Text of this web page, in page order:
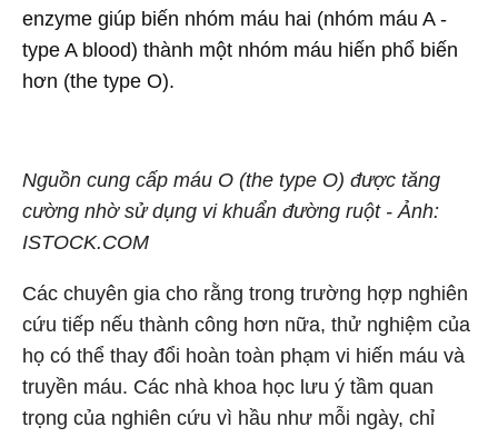
enzyme giúp biến nhóm máu hai (nhóm máu A -
type A blood) thành một nhóm máu hiến phổ biến
hơn (the type O).
Nguồn cung cấp máu O (the type O) được tăng
cường nhờ sử dụng vi khuẩn đường ruột - Ảnh:
ISTOCK.COM
Các chuyên gia cho rằng trong trường hợp nghiên
cứu tiếp nếu thành công hơn nữa, thử nghiệm của
họ có thể thay đổi hoàn toàn phạm vi hiến máu và
truyền máu. Các nhà khoa học lưu ý tầm quan
trọng của nghiên cứu vì hầu như mỗi ngày, chỉ